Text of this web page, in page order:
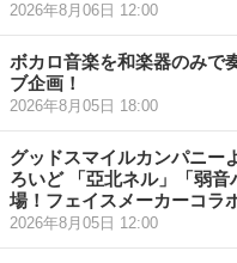
2026年8月06日 12:00
ボカロ音楽を和楽器のみで
ブ企画！
2026年8月05日 18:00
グッドスマイルカンパニー
ろいど 「亞北ネル」「弱音
場！フェイスメーカーコラ
2026年8月05日 12:00